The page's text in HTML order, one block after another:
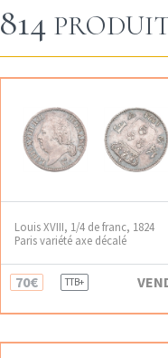
814
Louis XVIII, 1/4 de franc, 1824
Paris variété axe décalé
70€ TTB+